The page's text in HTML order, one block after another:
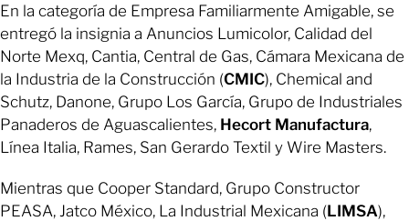
En la categoría de Empresa Familiarmente Amigable, se
entregó la insignia a Anuncios Lumicolor, Calidad del
Norte Mexq, Cantia, Central de Gas, Cámara Mexicana de
la Industria de la Construcción (CMIC), Chemical and
Schutz, Danone, Grupo Los García, Grupo de Industriales
Panaderos de Aguascalientes, Hecort Manufactura,
Línea Italia, Rames, San Gerardo Textil y Wire Masters.
Mientras que Cooper Standard, Grupo Constructor
PEASA, Jatco México, La Industrial Mexicana (LIMSA),